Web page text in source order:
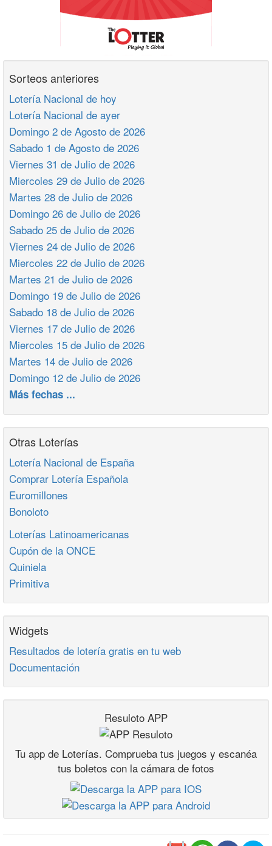
Sorteos anteriores
Lotería Nacional de hoy
Lotería Nacional de ayer
Domingo 2 de Agosto de 2026
Sabado 1 de Agosto de 2026
Viernes 31 de Julio de 2026
Miercoles 29 de Julio de 2026
Martes 28 de Julio de 2026
Domingo 26 de Julio de 2026
Sabado 25 de Julio de 2026
Viernes 24 de Julio de 2026
Miercoles 22 de Julio de 2026
Martes 21 de Julio de 2026
Domingo 19 de Julio de 2026
Sabado 18 de Julio de 2026
Viernes 17 de Julio de 2026
Miercoles 15 de Julio de 2026
Martes 14 de Julio de 2026
Domingo 12 de Julio de 2026
Más fechas ...
Otras Loterías
Lotería Nacional de España
Comprar Lotería Española
Euromillones
Bonoloto
Loterías Latinoamericanas
Cupón de la ONCE
Quiniela
Primitiva
Widgets
Resultados de lotería gratis en tu web
Documentación
Resuloto APP
Tu app de Loterías. Comprueba tus juegos y escanéa
tus boletos con la cámara de fotos